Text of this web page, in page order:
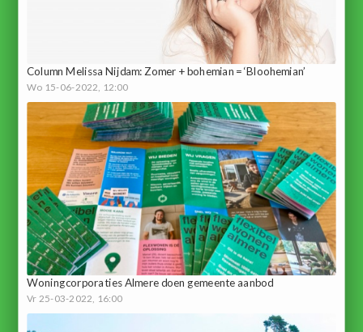
Column Melissa Nijdam: Zomer + bohemian = ‘Bloohemian’
Wo 15-06-2022, 12:00
Woningcorporaties Almere doen gemeente aanbod
Vr 25-03-2022, 16:00